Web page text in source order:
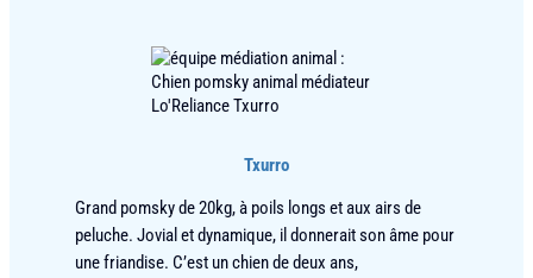
Txurro
Grand pomsky de 20kg, à poils longs et aux airs de
peluche. Jovial et dynamique, il donnerait son âme pour
une friandise. C’est un chien de deux ans,